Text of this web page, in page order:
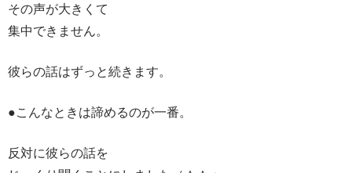
その声が大きくて
集中できません。
彼らの話はずっと続きます。
●こんなときは諦めるのが一番。
反対に彼らの話を